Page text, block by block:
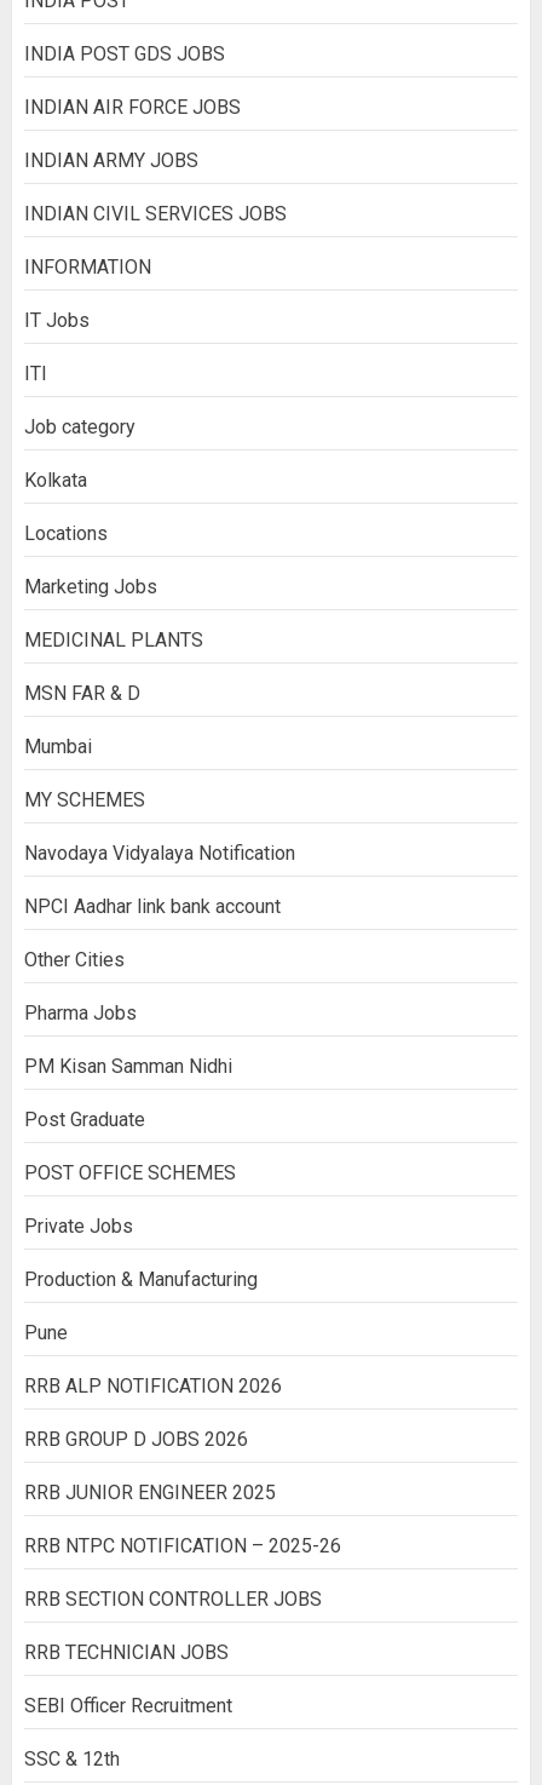
INDIA POST GDS JOBS
INDIAN AIR FORCE JOBS
INDIAN ARMY JOBS
INDIAN CIVIL SERVICES JOBS
INFORMATION
IT Jobs
ITI
Job category
Kolkata
Locations
Marketing Jobs
MEDICINAL PLANTS
MSN FAR & D
Mumbai
MY SCHEMES
Navodaya Vidyalaya Notification
NPCI Aadhar link bank account
Other Cities
Pharma Jobs
PM Kisan Samman Nidhi
Post Graduate
POST OFFICE SCHEMES
Private Jobs
Production & Manufacturing
Pune
RRB ALP NOTIFICATION 2026
RRB GROUP D JOBS 2026
RRB JUNIOR ENGINEER 2025
RRB NTPC NOTIFICATION – 2025-26
RRB SECTION CONTROLLER JOBS
RRB TECHNICIAN JOBS
SEBI Officer Recruitment
SSC & 12th